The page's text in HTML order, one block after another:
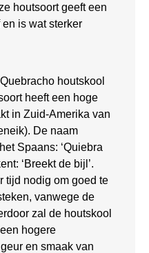
houtsoort geeft een
is wat sterker
houtskool
heeft een hoge
in Zuid-Amerika van
De naam
Spaans: ‘Quiebra
‘Breekt de bijl’.
tijd nodig om goed te
vanwege de
zal de houtskool
hogere
en smaak van